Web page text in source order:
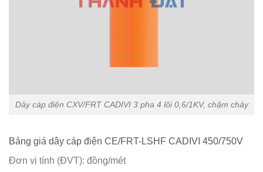
Dây cáp điện CXV/FRT CADIVI 3 pha 4 lõi 0,6/1KV, chậm cháy
Bảng giá dây cáp điện CE/FRT-LSHF CADIVI 450/750V
Đơn vị tính (ĐVT): đồng/mét